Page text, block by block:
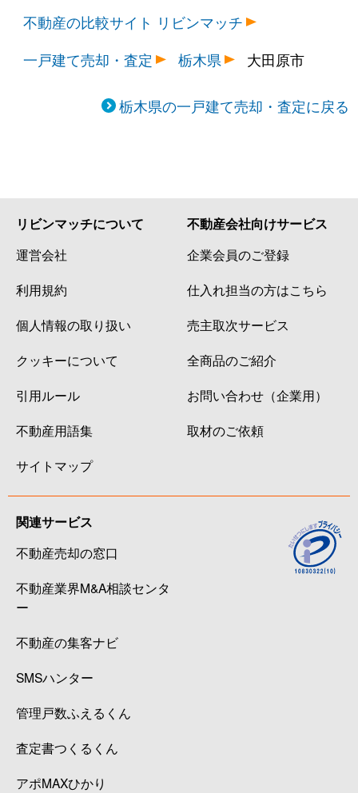
不動産の比較サイト リビンマッチ
一戸建て売却・査定
栃木県 大田原市
栃木県の一戸建て売却・査定に戻る
リビンマッチについて
運営会社
利用規約
個人情報の取り扱い
クッキーについて
引用ルール
不動産用語集
サイトマップ
不動産会社向けサービス
企業会員のご登録
仕入れ担当の方はこちら
売主取次サービス
全商品のご紹介
お問い合わせ（企業用）
取材のご依頼
関連サービス
不動産売却の窓口
不動産業界M&A相談センタ
ー
不動産の集客ナビ
SMSハンター
管理戸数ふえるくん
査定書つくるくん
アポMAXひかり